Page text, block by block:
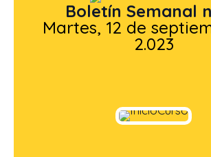
Boletín Semanal
Martes, 12 de
2.023